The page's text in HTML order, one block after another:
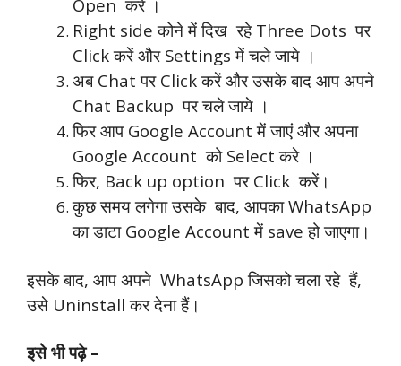
Open करे ।
Right side कोने में दिख रहे Three Dots पर
Click करें और Settings में चले जाये ।
अब Chat पर Click करें और उसके बाद आप अपने
Chat Backup पर चले जाये ।
फिर आप Google Account में जाएं और अपना
Google Account को Select करे ।
फिर, Back up option पर Click करें।
कुछ समय लगेगा उसके बाद, आपका WhatsApp
का डाटा Google Account में save हो जाएगा।
इसके बाद, आप अपने WhatsApp जिसको चला रहे हैं,
उसे Uninstall कर देना हैं।
इसे भी पढ़े –